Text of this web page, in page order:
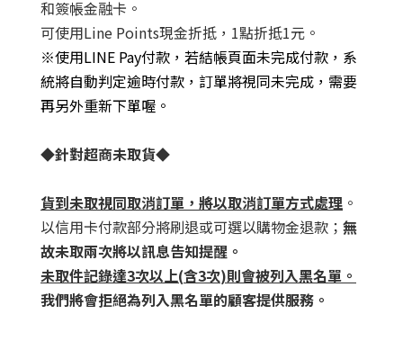
和簽帳金融卡。
可使用Line Points現金折抵，1點折抵1元。
※使用LINE Pay付款，若結帳頁面未完成付款， 系
統將自動判定逾時付款，訂單將視同未完成 ，需要
再另外重新下單喔。
◆針對超商未取貨◆
貨到未取視同取消訂單，將以取消訂單方式處理 。
以信用卡付款部分將刷退或可選以購物金退款； 無
故未取兩次將以訊息告知提醒。
未取件記錄達3次以上(含3次)則會被列入黑名單。
我們將會拒絕為列入黑名單的顧客提供服務。